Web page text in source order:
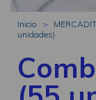
Inicio >
unidades)